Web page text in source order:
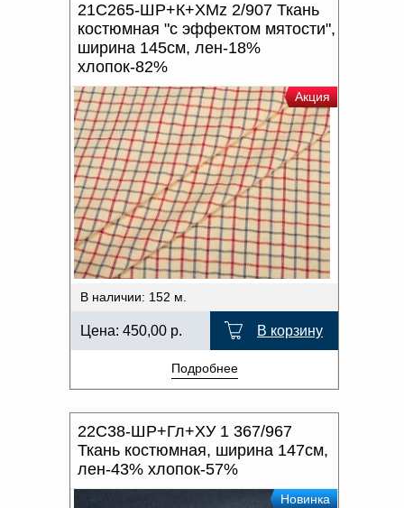
21С265-ШР+К+ХМz 2/907 Ткань
костюмная "с эффектом мятости",
ширина 145см, лен-18%
хлопок-82%
Акция
В наличии: 152 м.
Цена: 450,00 р. В корзину
Подробнее
22С38-ШР+Гл+ХУ 1 367/967
Ткань костюмная, ширина 147см,
лен-43% хлопок-57%
Новинка